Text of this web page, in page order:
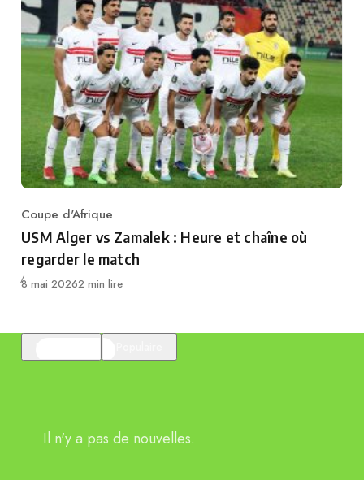
Category
Coupe d'Afrique
USM Alger vs Zamalek : Heure et chaîne où
regarder le match
Publié
8 mai 20262 min lire
Il n'y a pas de nouvelles.